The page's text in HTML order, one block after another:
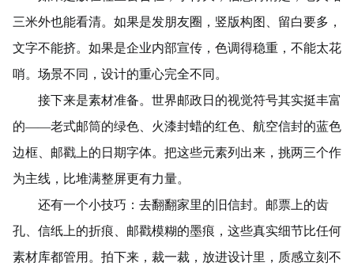
三米外也能看清。如果是发朋友圈，竖版构图、留白要多，
文字不能挤。如果是企业内部宣传，色调得稳重，不能太花
哨。场景不同，设计的重心完全不同。
接下来是素材准备。世界邮政日的视觉符号其实挺丰富
的——老式邮筒的绿色、火漆封蜡的红色、航空信封的蓝色
边框、邮戳上的日期字体。把这些元素列出来，挑两三个作
为主线，比堆满整屏更有力量。
还有一个小技巧：去翻翻家里的旧信封。邮票上的齿
孔、信纸上的折痕、邮戳模糊的墨痕，这些真实细节比任何
素材库都管用。拍下来，裁一裁，放进设计里，质感立刻不